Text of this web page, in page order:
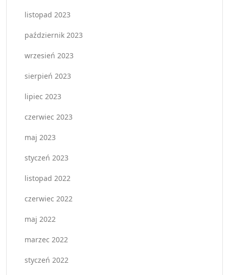
listopad 2023
październik 2023
wrzesień 2023
sierpień 2023
lipiec 2023
czerwiec 2023
maj 2023
styczeń 2023
listopad 2022
czerwiec 2022
maj 2022
marzec 2022
styczeń 2022